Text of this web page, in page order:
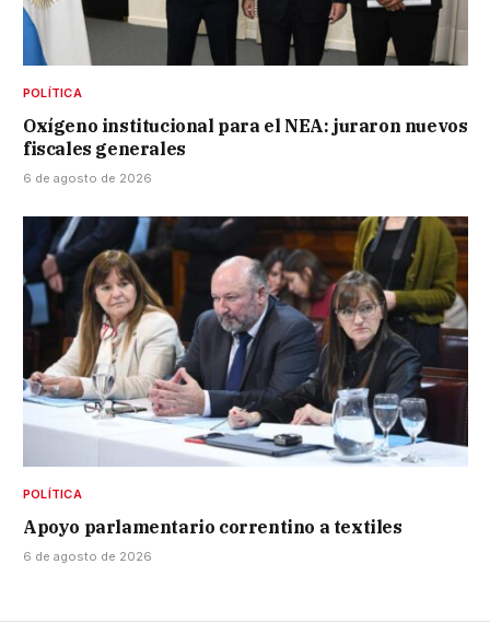
POLÍTICA
Oxígeno institucional para el NEA: juraron nuevos
fiscales generales
6 de agosto de 2026
POLÍTICA
Apoyo parlamentario correntino a textiles
6 de agosto de 2026